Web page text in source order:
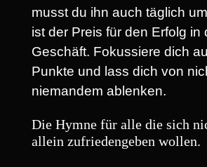
musst du ihn auch täglich
ist der Preis für den Erfolg in
Geschäft. Fokussiere dich
Punkte und lass dich von
niemandem ablenken.
Die Hymne für alle die sich
allein zufriedengeben wollen.